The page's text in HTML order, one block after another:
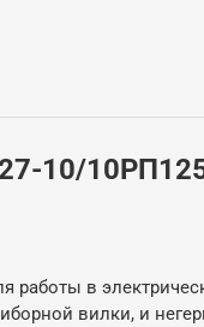
10/
работы в
вилки, и